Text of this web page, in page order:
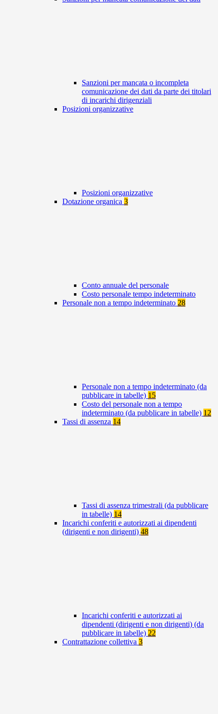
Sanzioni per mancata o incompleta
comunicazione dei dati da parte dei titolari
di incarichi dirigenziali
Posizioni organizzative
Posizioni organizzative
Dotazione organica 3
Conto annuale del personale
Costo personale tempo indeterminato
Personale non a tempo indeterminato 28
Personale non a tempo indeterminato (da
pubblicare in tabelle) 15
Costo del personale non a tempo
indeterminato (da pubblicare in tabelle) 12
Tassi di assenza 14
Tassi di assenza trimestrali (da pubblicare
in tabelle) 14
Incarichi conferiti e autorizzati ai dipendenti
(dirigenti e non dirigenti) 48
Incarichi conferiti e autorizzati ai
dipendenti (dirigenti e non dirigenti) (da
pubblicare in tabelle) 22
Contrattazione collettiva 3